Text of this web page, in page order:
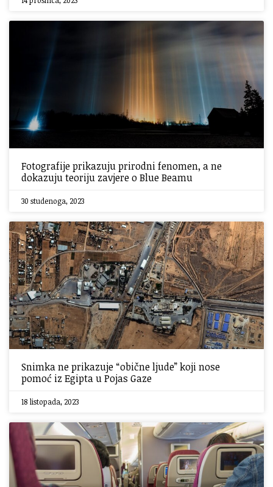
Fotografije prikazuju prirodni fenomen, a ne
dokazuju teoriju zavjere o Blue Beamu
30 studenoga, 2023
Snimka ne prikazuje “obične ljude” koji nose
pomoć iz Egipta u Pojas Gaze
18 listopada, 2023